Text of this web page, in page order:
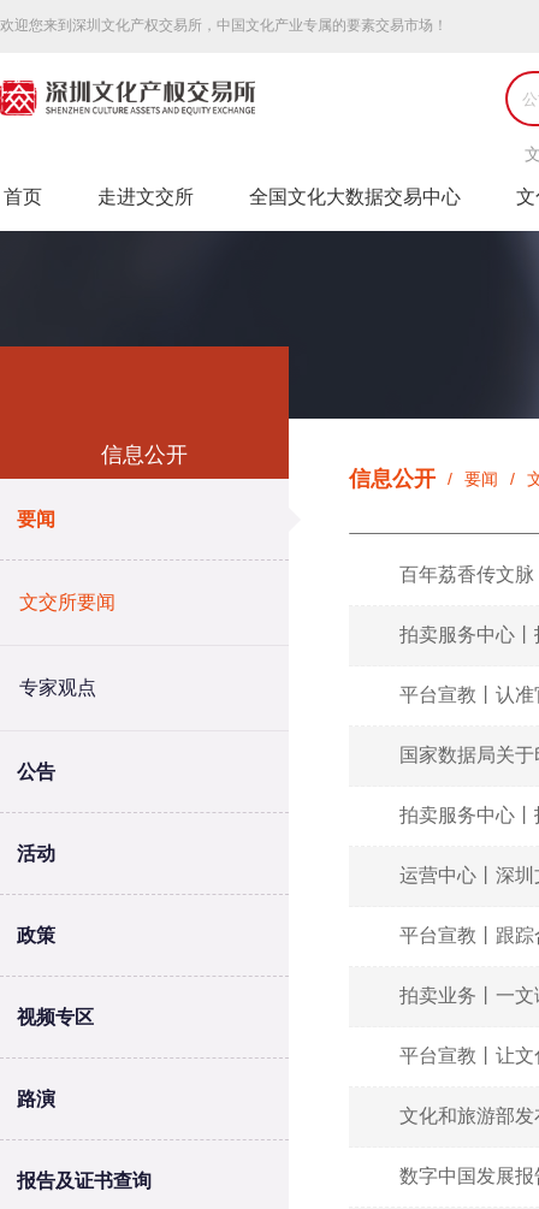
欢迎您来到深圳文化产权交易所，中国文化产业专属的要素交易市场！
首页 走进文交所 全国文化大数据交易中心 文
信息公开
要闻
文交所要闻
专家观点
公告
活动
政策
视频专区
路演
报告及证书查询
信息公开 / 要闻 /
百年荔香传文
拍卖服务中心
平台宣教丨认
国家数据局关
拍卖服务中心
运营中心丨深
平台宣教丨跟
拍卖业务丨一
平台宣教丨让
文化和旅游部
数字中国发展